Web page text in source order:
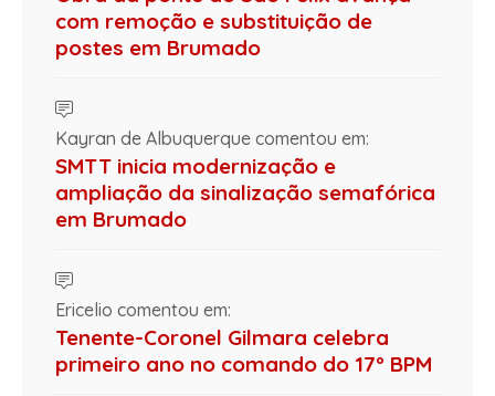
com remoção e substituição de
postes em Brumado
Kayran de Albuquerque comentou em:
SMTT inicia modernização e
ampliação da sinalização semafórica
em Brumado
Ericelio comentou em:
Tenente-Coronel Gilmara celebra
primeiro ano no comando do 17º BPM